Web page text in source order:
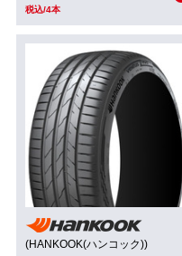
税込/4本
(HANKOOK(ハンコック))